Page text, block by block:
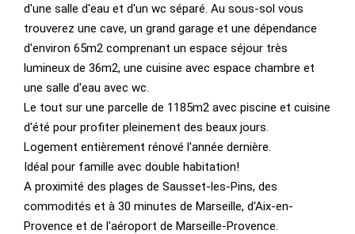
d'une salle d'eau et d'un wc séparé. Au sous-sol vous
trouverez une cave, un grand garage et une dépendance
d'environ 65m2 comprenant un espace séjour très
lumineux de 36m2, une cuisine avec espace chambre et
une salle d'eau avec wc.
Le tout sur une parcelle de 1185m2 avec piscine et cuisine
d'été pour profiter pleinement des beaux jours.
Logement entièrement rénové l'année dernière.
Idéal pour famille avec double habitation!
A proximité des plages de Sausset-les-Pins, des
commodités et à 30 minutes de Marseille, d'Aix-en-
Provence et de l'aéroport de Marseille-Provence.